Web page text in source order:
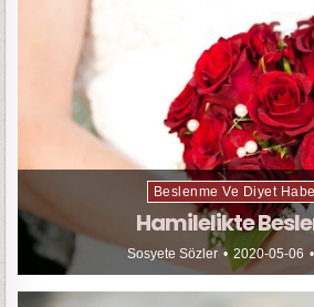
Beslenme Ve Diyet
Hamilelikte
Sosyete Sözler 2020-05-06